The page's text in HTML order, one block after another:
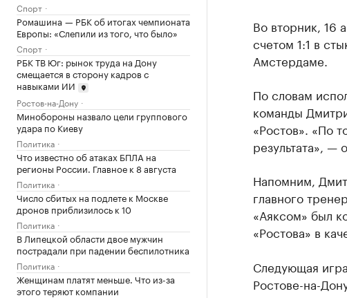
Спорт
Ромашина — РБК об итогах чемпионата
Европы: «Слепили из того, что было»
Спорт
РБК ТВ Юг: рынок труда на Дону
смещается в сторону кадров с
навыками ИИ
Ростов-на-Дону
Минобороны назвало цели группового
удара по Киеву
Политика
Что известно об атаках БПЛА на
регионы России. Главное к 8 августа
Политика
Число сбитых на подлете к Москве
дронов приблизилось к 10
Политика
В Липецкой области двое мужчин
пострадали при падении беспилотника
Политика
Женщинам платят меньше. Что из-за
этого теряют компании
Во вторник, 16
счетом 1:1 в
Амстердаме.
По словам
команды
«Ростов». «По
результата», —
Напомним,
главного
«Аяксом» был
«Ростова» в
Следующая
Ростове-на-